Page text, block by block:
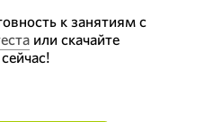
к занятиям с
или скачайте